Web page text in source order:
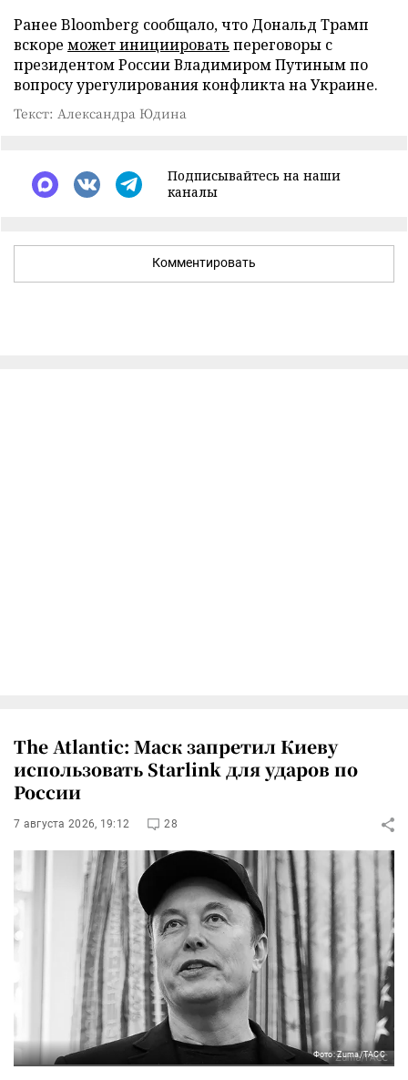
Ранее Bloomberg сообщало, что Дональд Трамп
вскоре может инициировать переговоры с
президентом России Владимиром Путиным по
вопросу урегулирования конфликта на Украине.
Текст: Александра Юдина
Подписывайтесь на наши
каналы
Комментировать
The Atlantic: Маск запретил Киеву
использовать Starlink для ударов по
России
7 августа 2026, 19:12 28
Фото: Zuma/ТАСС